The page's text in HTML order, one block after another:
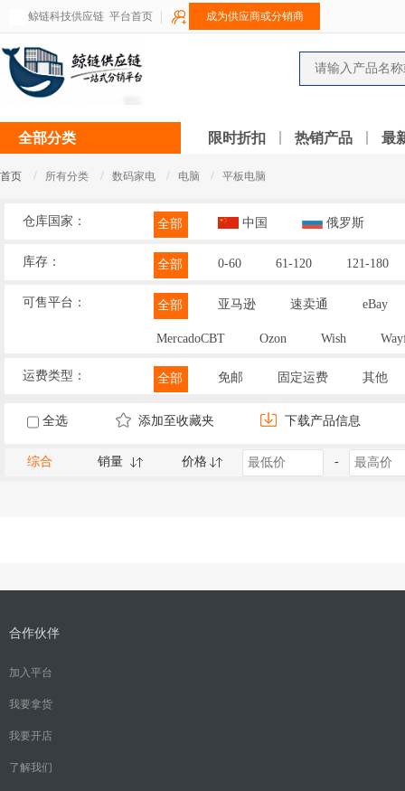
鲸链科技供应链 平台首页 成为供应商或分销商
全部分类 限时折扣 热销产品 最
首页 / 所有分类 / 数码家电 / 电脑 / 平板电脑
仓库国家： 全部 中国 俄罗斯
库存： 全部 0-60 61-120 121-180
可售平台： 全部 亚马逊 速卖通 eBay
MercadoCBT Ozon Wish
运费类型： 全部 免邮 固定运费 其他
全选 添加至收藏夹 下载产品信息
综合 销量 价格 -
合作伙伴
加入平台
我要拿货
我要开店
了解我们